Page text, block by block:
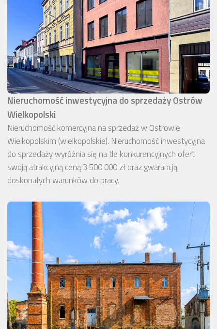
Nieruchomość inwestycyjna do sprzedaży Ostrów
Wielkopolski
Nieruchomość komercyjna na sprzedaż w Ostrowie
Wielkopolskim (wielkopolskie). Nieruchomość inwestycyjna
do sprzedaży wyróżnia się na tle konkurencyjnych ofert
swoją atrakcyjną ceną 3 500 000 zł oraz gwarancją
doskonałych warunków do pracy.